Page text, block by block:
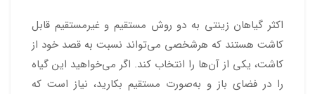
اکثر گیاهان زینتی به دو روش مستقیم و غیرمستقیم قابل
کاشت هستند که هرشخصی می‌تواند نسبت به قصد خود از
کاشت، یکی از آن‌ها را انتخاب کند. اگر می‌خواهید این گیاه
را در فضای باز و به‌صورت مستقیم بکارید، نیاز است که